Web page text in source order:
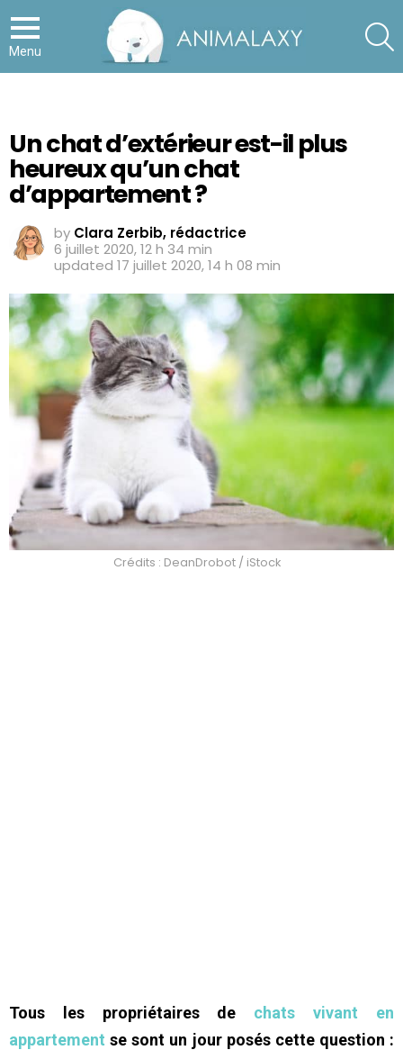
Menu
Un chat d’extérieur est-il plus
heureux qu’un chat
d’appartement ?
by Clara Zerbib, rédactrice
6 juillet 2020, 12 h 34 min
updated 17 juillet 2020, 14 h 08 min
Crédits : DeanDrobot / iStock
Tous les propriétaires de chats vivant en
appartement se sont un jour posés cette question :